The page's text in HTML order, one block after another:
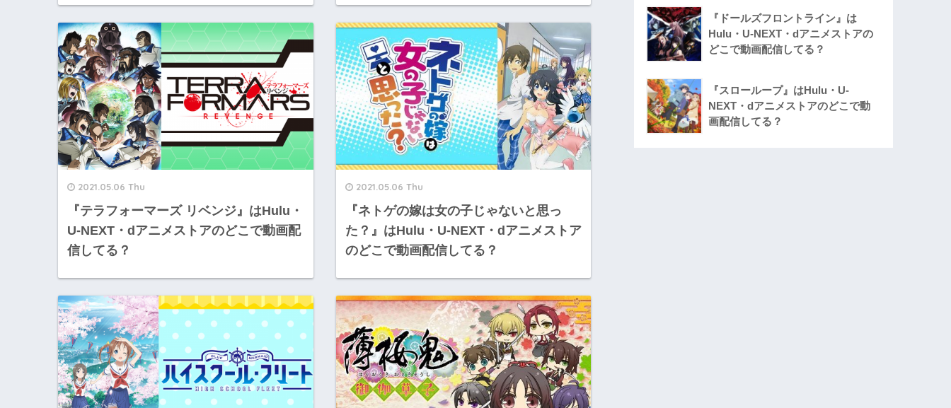
2021.05.06 Thu
『テラフォーマーズ リベンジ』はHulu・
U-NEXT・dアニメストアのどこで動画配
信してる？
2021.05.06 Thu
『ネトゲの嫁は女の子じゃないと思っ
た？』はHulu・U-NEXT・dアニメストア
のどこで動画配信してる？
『ドールズフロントライン』は
Hulu・U-NEXT・dアニメストアの
どこで動画配信してる？
『スローループ』はHulu・U-
NEXT・dアニメストアのどこで動
画配信してる？